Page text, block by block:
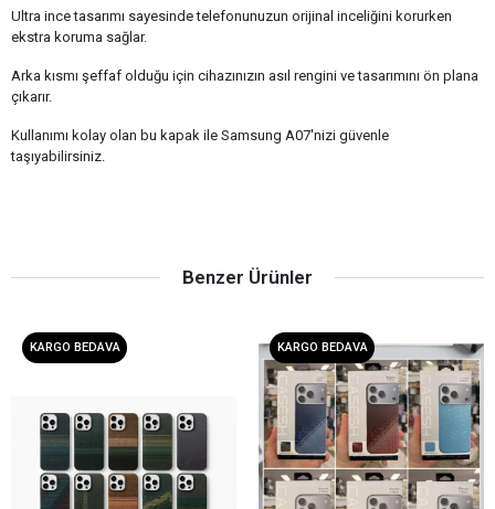
Ultra ince tasarımı sayesinde telefonunuzun orijinal inceliğini korurken
ekstra koruma sağlar.
Arka kısmı şeffaf olduğu için cihazınızın asıl rengini ve tasarımını ön plana
çıkarır.
Kullanımı kolay olan bu kapak ile Samsung A07'nizi güvenle
taşıyabilirsiniz.
Benzer Ürünler
KARGO BEDAVA KARGO BEDAVA